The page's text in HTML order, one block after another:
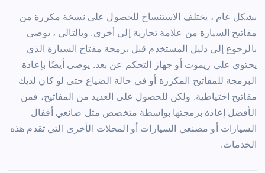
بشكل عام ، يختلف الاستنساخ للحصول على نسخة مكررة من
مفاتيح السيارة من علامة تجارية إلى أخرى. وبالتالي ، يوصى
بالرجوع إلى دليل المستخدم قبل برمجة مفتاح السيارة الذي
يحتوي على ريموت أو جهاز التحكم عن بعد. يوصى أيضًا بإعادة
البرمجة للمفاتيح المكررة أو في حالة الضياع حتى لو كان لديك
مفاتيح احتياطية. ولكن للحصول على العديد من المفاتيح، فمن
الأفضل إعادة برمجتها بواسطة متخصص مثل صانعي أقفال
السيارات أو مصنعي السيارات أو المحلات الأخرى التي تقدم هذه
الخدمات.